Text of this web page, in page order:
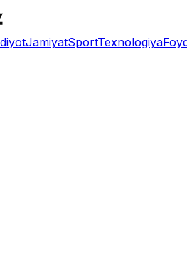
JamiyatSportTexnologiya